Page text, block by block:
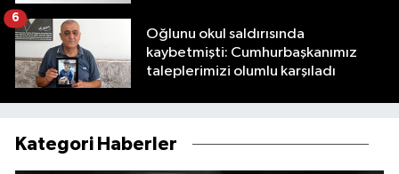
Oğlunu okul saldırısında
kaybetmişti: Cumhurbaşkanımız
taleplerimizi olumlu karşıladı
6
Kategori Haberler